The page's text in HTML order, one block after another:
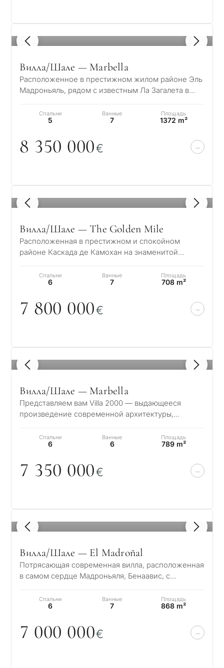
1 / 8
Вилла/Шале — Marbella
Расположенное в престижном жилом районе Эль
Мадроньяль, рядом с известным Ла Загалета в
Спальни
5
Ванные
7
Площадь
1372 m²
8 350 000€
1 / 8
Вилла/Шале — The Golden Mile
Расположенная в престижном и спокойном
районе Каскада де Камохан на знаменитой
представляет со…
Спальни
6
Ванные
7
Площадь
708 m²
7 800 000€
1 / 8
Вилла/Шале — Marbella
Представляем вам Villa 2000 — выдающееся
произведение современной архитектуры,
районов М…
Спальни
6
Ванные
6
Площадь
789 m²
7 350 000€
1 / 8
Вилла/Шале — El Madroñal
Потрясающая современная вилла, расположенная
в самом сердце Мадроньяля, Бенаавис, с
Спальни
6
Ванные
7
Площадь
868 m²
7 000 000€
Назад